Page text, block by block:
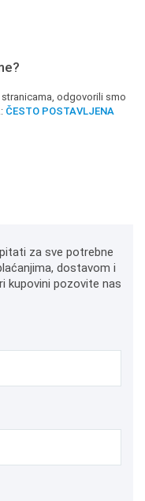
odgovorili smo
ČESTO POSTAVLJENA
za sve potrebne
dostavom i
kupovini pozovite nas